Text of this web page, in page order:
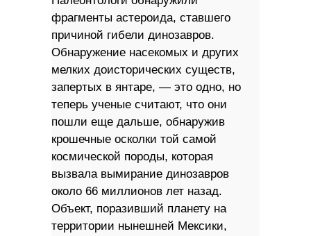
фрагменты астероида, ставшего
причиной гибели динозавров.
Обнаружение насекомых и других
мелких доисторических существ,
запертых в янтаре, — это одно, но
теперь ученые считают, что они
пошли еще дальше, обнаружив
крошечные осколки той самой
космической породы, которая
вызвала вымирание динозавров
около 66 миллионов лет назад.
Объект, поразивший планету на
территории нынешней Мексики,